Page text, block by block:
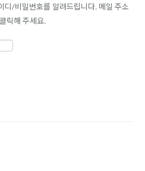
디/비밀번호를 알려드립니다. 메일 주소
릭해 주세요.